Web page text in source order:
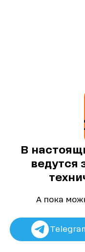
В
ведутся
А пока